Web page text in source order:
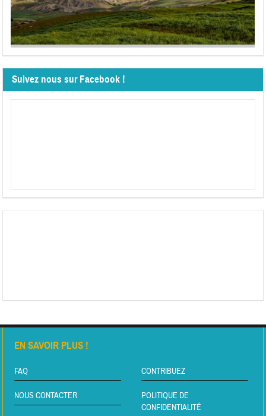
Suivez nous sur Facebook !
EN SAVOIR PLUS !
FAQ CONTRIBUEZ
NOUS CONTACTER
POLITIQUE DE
CONFIDENTIALITÉ